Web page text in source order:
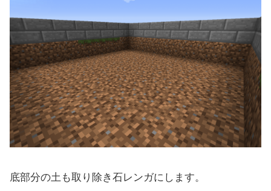
底部分の土も取り除き石レンガにします。